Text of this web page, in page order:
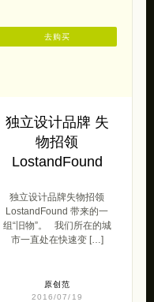
独立设计品牌 失
物招领
LostandFound
独立设计品牌失物招领
LostandFound 带来的一
组“旧物”。 我们所在的城
市一直处在快速变 […]
原创范
2016/07/19
去购买